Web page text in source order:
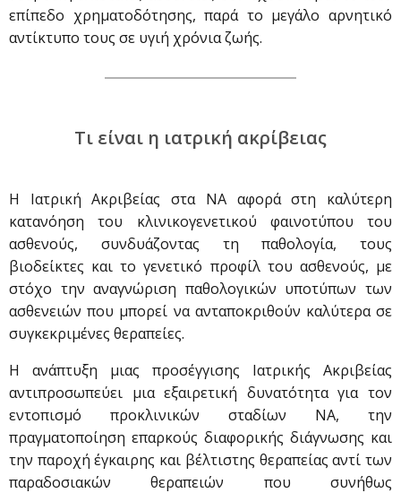
επίπεδο χρηματοδότησης, παρά το μεγάλο αρνητικό
αντίκτυπο τους σε υγιή χρόνια ζωής.
Τι είναι η ιατρική ακρίβειας
Η Ιατρική Ακριβείας στα ΝΑ αφορά στη καλύτερη
κατανόηση του κλινικογενετικού φαινοτύπου του
ασθενούς, συνδυάζοντας τη παθολογία, τους
βιοδείκτες και το γενετικό προφίλ του ασθενούς, με
στόχο την αναγνώριση παθολογικών υποτύπων των
ασθενειών που μπορεί να ανταποκριθούν καλύτερα σε
συγκεκριμένες θεραπείες.
Η ανάπτυξη μιας προσέγγισης Ιατρικής Ακριβείας
αντιπροσωπεύει μια εξαιρετική δυνατότητα για τον
εντοπισμό προκλινικών σταδίων ΝΑ, την
πραγματοποίηση επαρκούς διαφορικής διάγνωσης και
την παροχή έγκαιρης και βέλτιστης θεραπείας αντί των
παραδοσιακών θεραπειών που συνήθως